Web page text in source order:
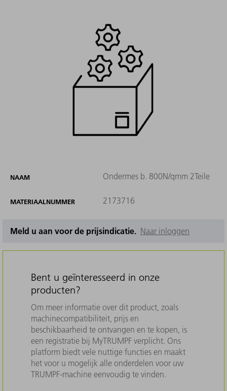
NAAM Ondermes b. 800N/qmm 2Teile
MATERIAALNUMMER 2173716
Meld u aan voor de prijsindicatie. Naar inloggen
Bent u geïnteresseerd in onze
producten?
Om meer informatie over dit product, zoals
machinecompatibiliteit, prijs en
beschikbaarheid te ontvangen en te kopen, is
een registratie bij MyTRUMPF verplicht. Ons
platform biedt vele nuttige functies en maakt
het voor u mogelijk alle onderdelen voor uw
TRUMPF-machine eenvoudig te vinden.